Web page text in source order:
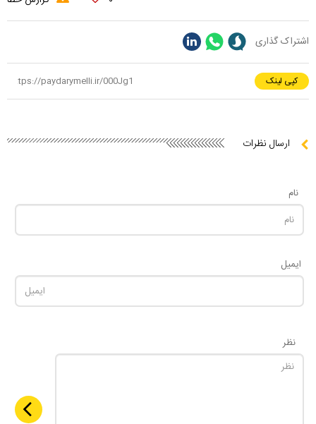
اشتراک گذاری
کپی لینک
ارسال نظرات
نام
ایمیل
نظر